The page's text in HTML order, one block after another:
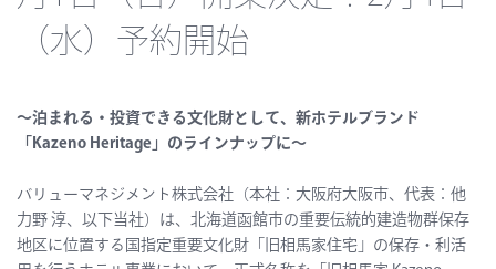
（水）予約開始
〜泊まれる・投資できる文化財として、新ホテルブランド
「Kazeno Heritage」のラインナップに〜
バリューマネジメント株式会社（本社：大阪府大阪市、代表：他
力野 淳、以下当社）は、北海道函館市の重要伝統的建造物群保存
地区に位置する国指定重要文化財「旧相馬家住宅」の保存・利活